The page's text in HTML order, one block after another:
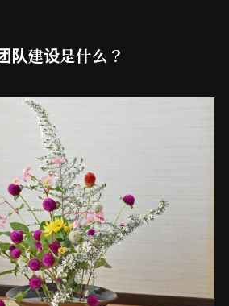
队建设是什么？